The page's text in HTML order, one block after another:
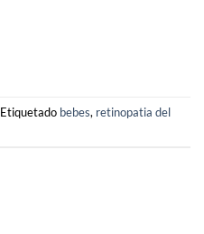
Etiquetado bebes, retinopatia del